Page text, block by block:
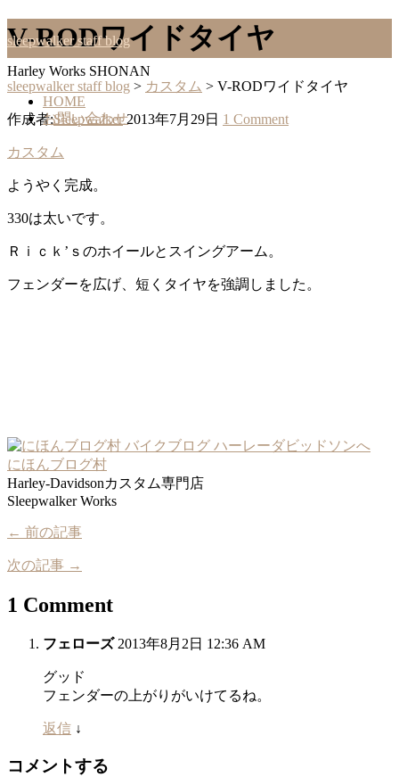
sleepwalker staff blog
Harley Works SHONAN
HOME
お問い合わせ
V-RODワイドタイヤ
sleepwalker staff blog > カスタム > V-RODワイドタイヤ
作成者:Sleepwalker 2013年7月29日 1 Comment
カスタム
ようやく完成。
330は太いです。
Ｒｉｃｋ’ｓのホイールとスイングアーム。
フェンダーを広げ、短くタイヤを強調しました。
にほんブログ村
Harley-Davidsonカスタム専門店
Sleepwalker Works
← 前の記事
次の記事 →
1 Comment
フェローズ 2013年8月2日 12:36 AM
グッド
フェンダーの上がりがいけてるね。
返信 ↓
コメントする